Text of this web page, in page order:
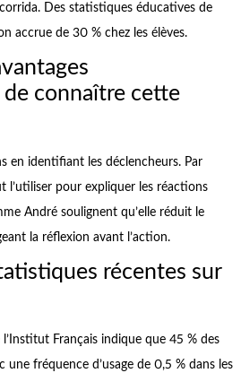
corrida. Des statistiques éducatives de
accrue de 30 % chez les élèves.
connaître cette
en identifiant les déclencheurs. Par
l’utiliser pour expliquer les réactions
André soulignent qu’elle réduit le
la réflexion avant l’action.
récentes sur
Français indique que 45 % des
une fréquence d’usage de 0,5 % dans les